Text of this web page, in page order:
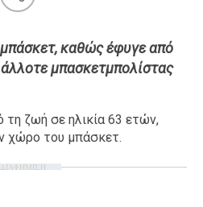
καθώς έφυγε από
μπασκετμπολίστας
τη ζωή σε ηλικία 63 ετών,
χώρο του μπάσκετ.
ΔΙΑΦΗΜΙΣΗ